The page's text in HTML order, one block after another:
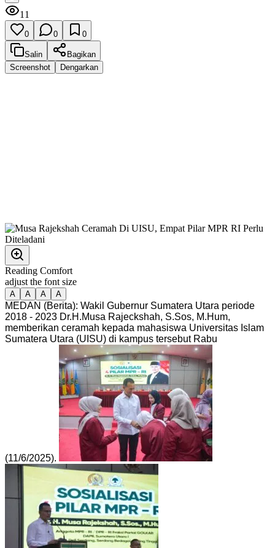
11
0 0 0
Salin
Bagikan
Screenshot
Dengarkan
Reading Comfort
adjust the font size
A A A A
MEDAN (Berita): Wakil Gubernur Sumatera Utara periode
2018 - 2023 Dr.H.Musa Rajeckshah, S.Sos, M.Hum,
memberikan ceramah kepada mahasiswa Universitas Islam
Sumatera Utara (UISU) di kampus tersebut Rabu
(11/6/2025).